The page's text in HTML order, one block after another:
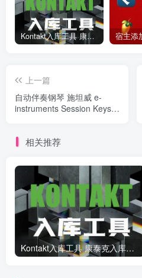
Kontakt入库工具 康泰克入库教程
上一篇
自动伴奏钢琴 施坦威 e-
instruments Session Keys
相关推荐
Kontakt入库工具 康泰克入库教程